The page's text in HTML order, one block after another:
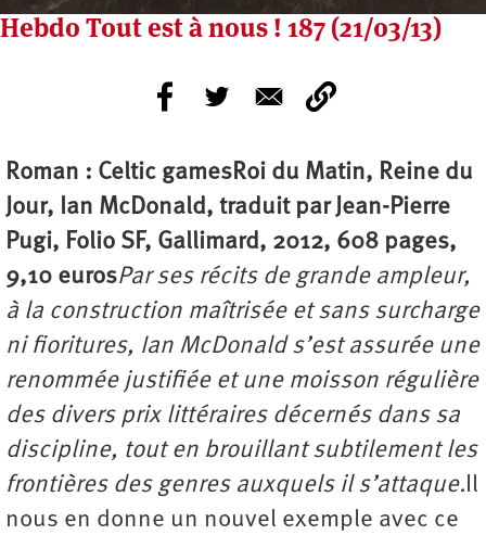
Hebdo Tout est à nous ! 187 (21/03/13)
Roman : Celtic gamesRoi du Matin, Reine du
Jour, Ian McDonald, traduit par Jean-Pierre
Pugi, Folio SF, Gallimard, 2012, 608 pages,
9,10 eurosPar ses récits de grande ampleur,
à la construction maîtrisée et sans surcharge
ni fioritures, Ian McDonald s’est assurée une
renommée justifiée et une moisson régulière
des divers prix littéraires décernés dans sa
discipline, tout en brouillant subtilement les
frontières des genres auxquels il s’attaque.Il
nous en donne un nouvel exemple avec ce